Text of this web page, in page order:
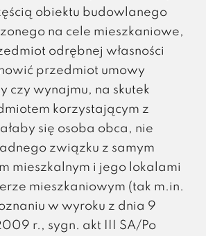
obiektu budowlanego
na cele mieszkaniowe,
odrębnej własności
przedmiot umowy
czy wynajmu, na skutek
korzystającym z
się osoba obca, nie
związku z samym
mieszkalnym i jego lokalami
mieszkaniowym (tak m.in.
w wyroku z dnia 9
r., sygn. akt III SA/Po